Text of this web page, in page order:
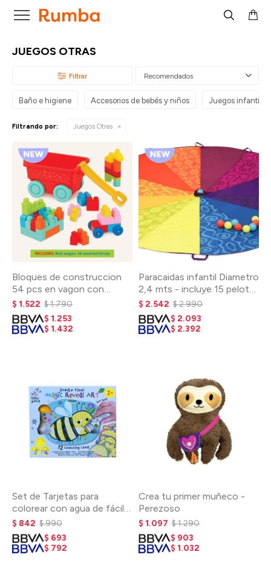

JUEGOS OTRAS
Recomendados
Baño e higiene Accesorios de bebés y niños Juegos infantiles
Filtrando por: Juegos Otras
Bloques de construccion
54 pcs en vagon con
ruedas 18m+
$ 1.522 $1.790
$ 1.253
$ 1.432
Paracaidas infantil Diametro
2,4 mts - incluye 15 pelotas
3+
$ 2.542 $2.990
$ 2.093
$ 2.392
Set de Tarjetas para
colorear con agua de fácil
agarre
$ 842 $990
$ 693
$ 792
Crea tu primer muñeco -
Perezoso
$ 1.097 $1.290
$ 903
$ 1.032